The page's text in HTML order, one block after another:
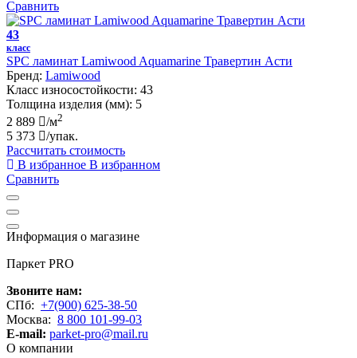
Сравнить
43
класс
SPC ламинат Lamiwood Aquamarine Травертин Асти
Бренд: Lamiwood
Класс износостойкости: 43
Толщина изделия (мм): 5
2 889
/м2
5 373
/упак.
Рассчитать стоимость
В избранное В избранном
Сравнить
Информация о магазине
Паркет PRO
Звоните нам:
СПб: +7(900) 625-38-50
Москва: 8 800 101-99-03
E-mail: parket-pro@mail.ru
О компании